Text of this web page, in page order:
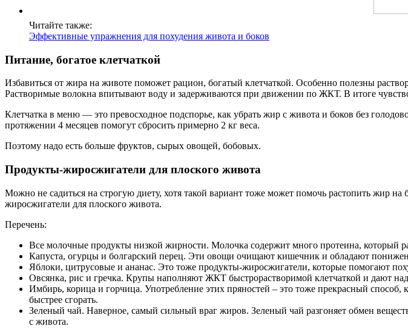
Читайте также:
Эффективные упражнения для похудения живота и боков
Питание, богатое клетчаткой
Избавиться от жира на животе поможет рацион, богатый клетчаткой. Особенно полезны
Растворимые волокна впитывают воду и задерживаются при движении по ЖКТ. В итоге
Клетчатка в меню — это превосходное подспорье, как убрать жир с живота и боков без
протяжении 4 месяцев помогут сбросить примерно 2 кг веса.
Поэтому надо есть больше фруктов, сырых овощей, бобовых.
Продукты-жиросжигатели для плоского живота
Можно не садиться на строгую диету, хотя такой вариант тоже может помочь растопить жир
жиросжигатели для плоского живота.
Перечень:
Все молочные продукты низкой жирности. Молочка содержит много протеина, который
Капуста, огурцы и болгарский перец. Эти овощи очищают кишечник и обладают
Яблоки, цитрусовые и ананас. Это тоже продукты-жиросжигатели, которые помогают
Овсянка, рис и гречка. Крупы наполняют ЖКТ быстрорастворимой клетчаткой и дают
Имбирь, корица и горчица. Употребление этих пряностей – это тоже прекрасный
быстрее сгорать.
Зеленый чай. Наверное, самый сильный враг жиров. Зеленый чай разгоняет обмен
с живота.